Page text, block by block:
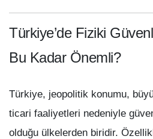
Türkiye’de Fiziki
Bu Kadar Önemli?
Türkiye, jeopolitik konumu,
ticari faaliyetleri nedeniyle
olduğu ülkelerden biridir.